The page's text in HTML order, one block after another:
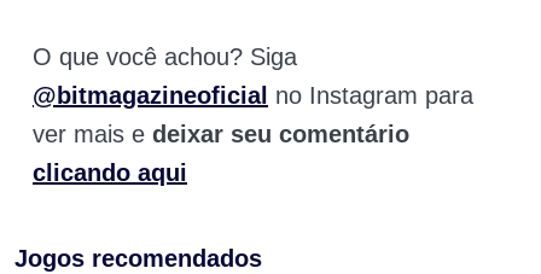
O que você achou? Siga
@bitmagazineoficial no Instagram para
ver mais e deixar seu comentário
clicando aqui
Jogos recomendados